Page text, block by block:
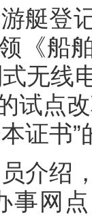
艇登
《船
无线
试点
证书”
介绍
事网